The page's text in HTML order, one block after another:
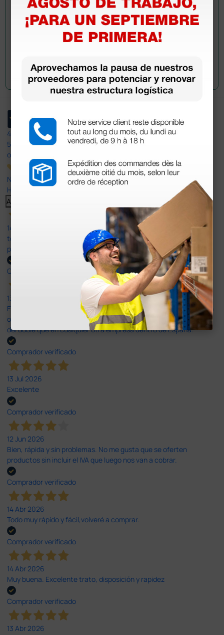
Envía tu pregunta
4,4
597
opiniones
Nuestras reseñas de 4 y 5 estrellas.
Haga clic aquí para leerlos todos >
Anterior
14 Jul 2026
todo correcto. podria señalar que un poco caro los portes y el
plazo de entrega se alarga.
Comprador verificado
13 Jul 2026
Es fácil hacer el pedido. El producto, bastante mas barato que en
otras plataformas de material médico. Pero el envío cuesta más
del doble que en cualquier otra empresa dentro de España.
Comprador verificado
13 Jul 2026
Excelente
Comprador verificado
12 Jun 2026
Bien, rápida y sin problemas. No me gusta que se oferten
productos sin incluir el IVA que luego nos van a cobrar.
Comprador verificado
14 Abr 2026
Todo muy rápido y fácil,volveré a comprar.
Comprador verificado
14 Abr 2026
Muy buena. Excelente trato, disposición y rapidez
Comprador verificado
13 Abr 2026